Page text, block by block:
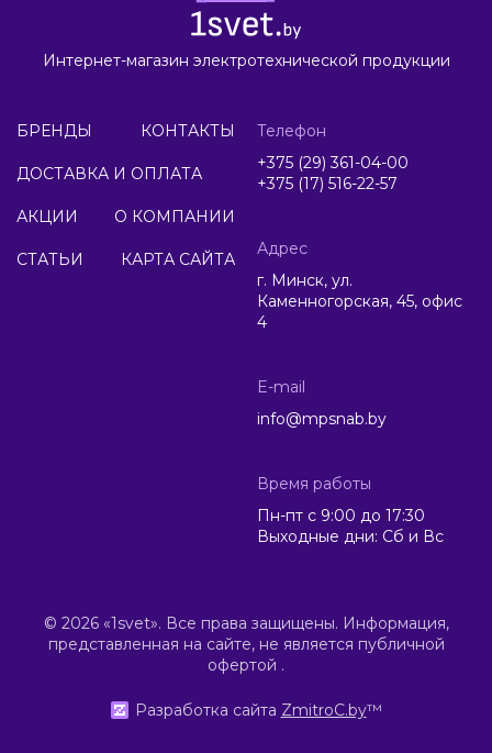
Интернет-магазин электротехнической продукции
БРЕНДЫ КОНТАКТЫ
ДОСТАВКА И ОПЛАТА
АКЦИИ О КОМПАНИИ
СТАТЬИ КАРТА САЙТА
Телефон
+375 (29) 361-04-00
+375 (17) 516-22-57
Адрес
г. Минск, ул.
Каменногорская, 45, офис
4
E-mail
info@mpsnab.by
Время работы
Пн-пт с 9:00 до 17:30
Выходные дни: Сб и Вс
© 2026 «1svet». Все права защищены. Информация,
представленная на сайте, не является публичной
офертой .
Разработка сайта ZmitroC.by™